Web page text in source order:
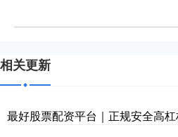
相关更新
最好股票配资平台｜正规安全高